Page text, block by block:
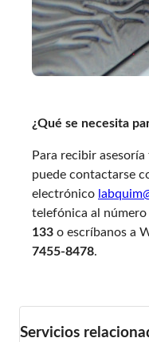
¿Qué se necesita
Para recibir
puede contactarse
electrónico
telefónica al número
133 o escríbanos a
7455-8478.
Servicios